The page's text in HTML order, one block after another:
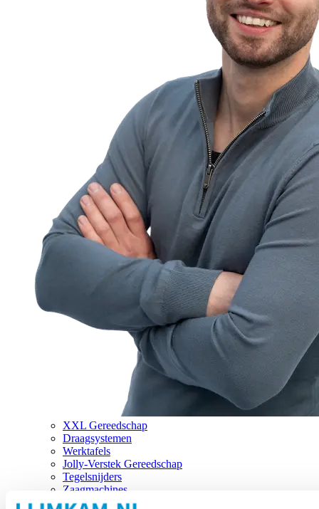
XXL Gereedschap
Draagsystemen
Werktafels
Jolly-Verstek Gereedschap
Tegelsnijders
Zaagmachines
Merken